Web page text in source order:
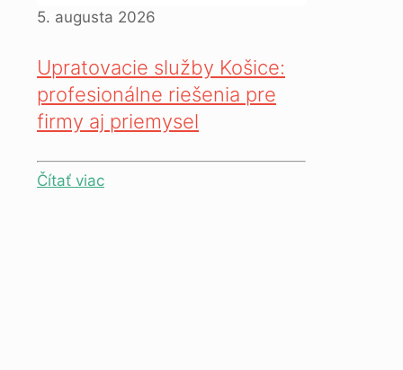
5. augusta 2026
Upratovacie služby Košice:
profesionálne riešenia pre
firmy aj priemysel
Čítať viac